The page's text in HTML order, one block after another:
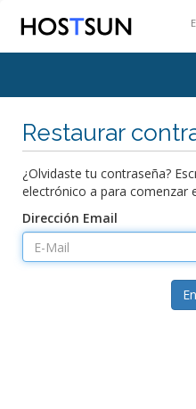
Restaurar
¿Olvidaste tu contraseña?
electrónico a para comenzar
Dirección Email